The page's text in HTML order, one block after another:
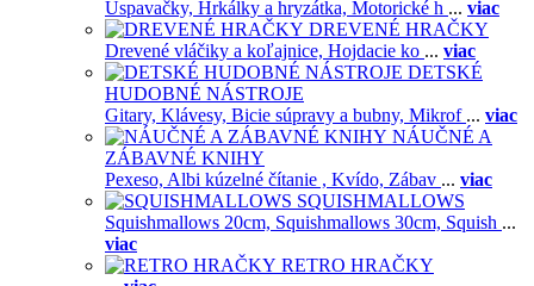
Uspavačky, Hrkálky a hryzátka, Motorické h ... viac
DREVENÉ HRAČKY
Drevené vláčiky a koľajnice, Hojdacie ko ... viac
DETSKÉ
HUDOBNÉ NÁSTROJE
Gitary, Klávesy, Bicie súpravy a bubny, Mikrof ... viac
NÁUČNÉ A
ZÁBAVNÉ KNIHY
Pexeso, Albi kúzelné čítanie , Kvído, Zábav ... viac
SQUISHMALLOWS
Squishmallows 20cm, Squishmallows 30cm, Squish ...
viac
RETRO HRAČKY